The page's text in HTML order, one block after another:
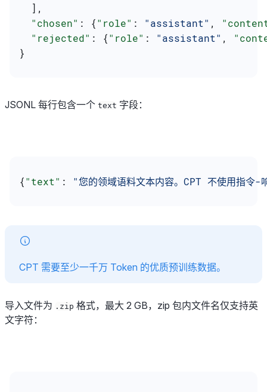
  ],
  "chosen"
: {"role" : "assistant" ,
  "rejected"
: {"role" : "assistant" ,
}
JSONL 每行包含一个 text 字段：
{"text" : "您的领域语料文本内容。CPT 不使用指令-
CPT 需要至少一千万 Token 的优质预训练数据。
导入文件为 .zip 格式，最大 2 GB，zip 包内文件名仅支持英
文字符：